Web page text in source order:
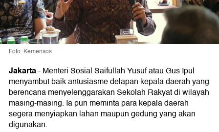
Foto: Kemensos
Jakarta-Menteri Sosial Saifullah Yusuf atau Gus Ipul
menyambut baik antusiasme delapan kepala daerah yang
berencana menyelenggarakan Sekolah Rakyat di wilayah
masing-masing. Ia pun meminta para kepala daerah
segera menyiapkan lahan maupun gedung yang akan
digunakan.